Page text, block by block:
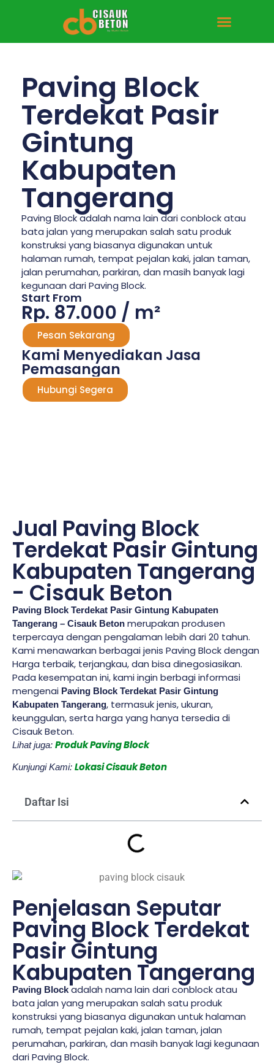
Paving Block
Terdekat Pasir
Gintung
Kabupaten
Tangerang
Paving Block adalah nama lain dari conblock atau
bata jalan yang merupakan salah satu produk
konstruksi yang biasanya digunakan untuk
halaman rumah, tempat pejalan kaki, jalan taman,
jalan perumahan, parkiran, dan masih banyak lagi
kegunaan dari Paving Block.
Start From
Rp. 87.000 / m²
Pesan Sekarang
Kami Menyediakan Jasa
Pemasangan
Hubungi Segera
Jual Paving Block
Terdekat Pasir Gintung
Kabupaten Tangerang
- Cisauk Beton
Paving Block Terdekat Pasir Gintung Kabupaten
Tangerang – Cisauk Beton merupakan produsen
terpercaya dengan pengalaman lebih dari 20 tahun.
Kami menawarkan berbagai jenis Paving Block dengan
Harga terbaik, terjangkau, dan bisa dinegosiasikan.
Pada kesempatan ini, kami ingin berbagi informasi
mengenai Paving Block Terdekat Pasir Gintung
Kabupaten Tangerang, termasuk jenis, ukuran,
keunggulan, serta harga yang hanya tersedia di
Cisauk Beton.
Lihat juga: Produk Paving Block
Kunjungi Kami: Lokasi Cisauk Beton
Daftar Isi
Penjelasan Seputar
Paving Block Terdekat
Pasir Gintung
Kabupaten Tangerang
Paving Blockadalah nama lain dari conblock atau
bata jalan yang merupakan salah satu produk
konstruksi yang biasanya digunakan untuk halaman
rumah, tempat pejalan kaki, jalan taman, jalan
perumahan, parkiran, dan masih banyak lagi kegunaan
dari Paving Block.